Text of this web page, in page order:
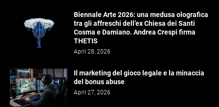
Biennale Arte 2026: una medusa olografica
tra gli affreschi dell’ex Chiesa dei Santi
Cosma e Damiano. Andrea Crespi firma
THETIS
April 28, 2026
Il marketing del gioco legale e la minaccia
del bonus abuse
April 27, 2026